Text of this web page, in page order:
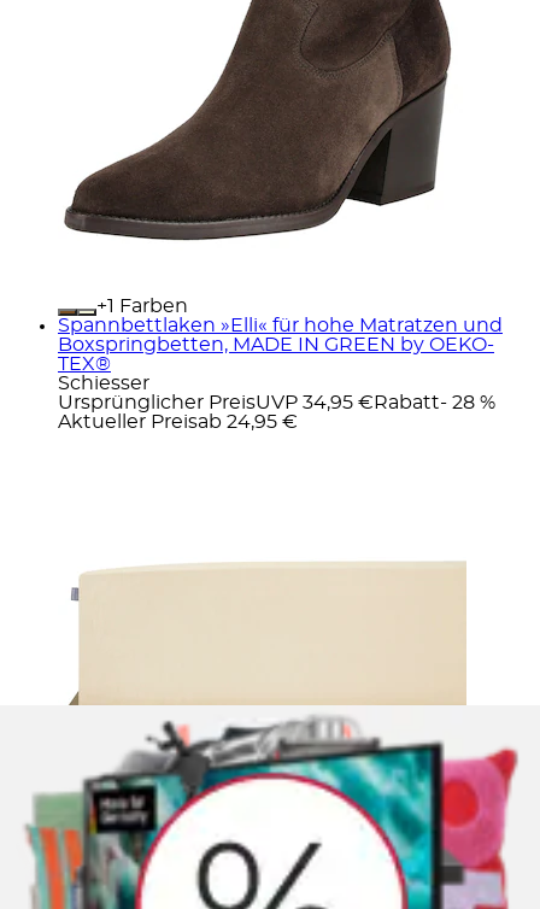
+
Farben
Spannbettlaken »Elli« für hohe Matratzen und
Boxspringbetten, MADE IN GREEN by OEKO-
TEX®
Schiesser
Ursprünglicher PreisUVP 34,95 € Rabatt- 28 %
Aktueller Preisab 24,95 €